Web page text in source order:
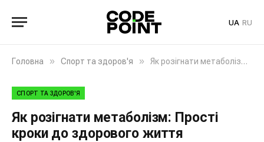
UA RU
Головна » Спорт та здоров'я » Як розігнати метаболізм: Прості кроки до здорового життя
СПОРТ ТА ЗДОРОВ'Я
Як розігнати метаболізм: Прості
кроки до здорового життя